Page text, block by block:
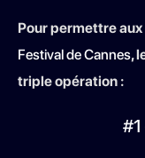
Pour permettre
Festival de Cannes,
triple opération :
#1